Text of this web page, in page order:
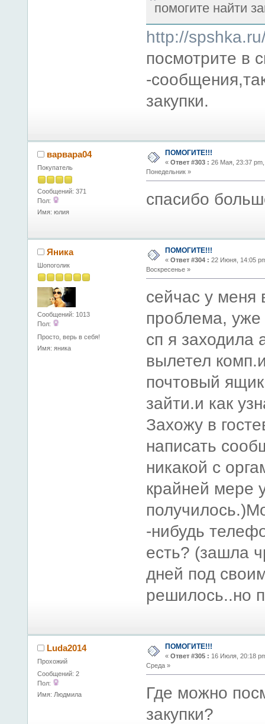
помогите найти
http://
посмотрите в
-
закупки.
варвара04
Покупатель
Сообщений: 371
Пол:
Имя: юлия
ПОМОГИТЕ!!!
« Ответ #303 : 26 Мая, 23:37 pm,
Понедельник »
спасибо
Яника
Шопоголик
Сообщений: 1013
Пол:
Просто, верь в себя!
Имя: яника
ПОМОГИТЕ!!!
« Ответ #304 : 22 Июня, 14:05
Воскресенье »
сейчас у меня
проблема, уже
сп я заходила
вылетел
почтовый
зайти.и как
Захожу в
написать
никакой с
крайней мере
-нибудь
есть? (зашла
дней под
решилось..но
Luda2014
Прохожий
Сообщений: 2
Пол:
Имя: Людмила
ПОМОГИТЕ!!!
« Ответ #305 : 16 Июля, 20:18
Среда »
Где можно
закупки?